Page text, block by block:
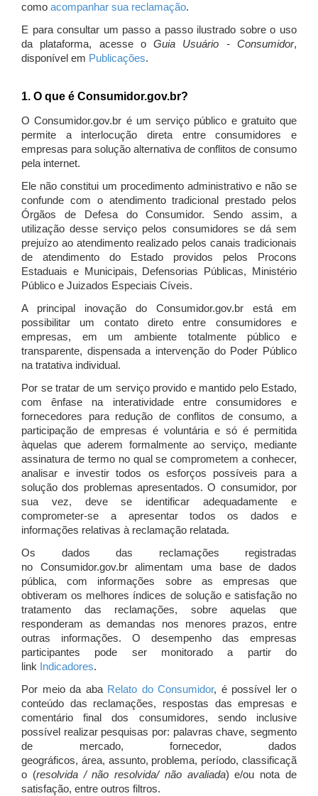
como acompanhar sua reclamação.
E para consultar um passo a passo ilustrado sobre o uso
da plataforma, acesse oGuia Usuário - Consumidor,
disponível em Publicações.
1. O que é Consumidor.gov.br?
O Consumidor.gov.br é um serviço público e gratuito que
permite a interlocução direta entre consumidores e
empresas para solução alternativa de conflitos de consumo
pela internet.
Ele não constitui um procedimento administrativo e não se
confunde com o atendimento tradicional prestado pelos
Órgãos de Defesa do Consumidor. Sendo assim, a
utilização desse serviço pelos consumidores se dá sem
prejuízo ao atendimento realizado pelos canais tradicionais
de atendimento do Estado providos pelos Procons
Estaduais e Municipais, Defensorias Públicas, Ministério
Público e Juizados Especiais Cíveis.
A principal inovação do Consumidor.gov.br está em
possibilitar um contato direto entre consumidores e
empresas, em um ambiente totalmente público e
transparente, dispensada a intervenção do Poder Público
na tratativa individual.
Por se tratar de um serviço provido e mantido pelo Estado,
com ênfase na interatividade entre consumidores e
fornecedores para redução de conflitos de consumo, a
participação de empresas é voluntária e só é permitida
àquelas que aderem formalmente ao serviço, mediante
assinatura de termo no qual se comprometem a conhecer,
analisar e investir todos os esforços possíveis para a
solução dos problemas apresentados. O consumidor, por
sua vez, deve se identificar adequadamente e
comprometer-se a apresentar todos os dados e
informações relativas à reclamação relatada.
Os dados das reclamações registradas
no Consumidor.gov.br alimentam uma base de dados
pública, com informações sobre as empresas que
obtiveram os melhores índices de solução e satisfação no
tratamento das reclamações, sobre aquelas que
responderam as demandas nos menores prazos, entre
outras informações. O desempenho das empresas
participantes pode ser monitorado a partir do
link Indicadores.
Por meio da aba Relato do Consumidor, é possível ler o
conteúdo das reclamações, respostas das empresas e
comentário final dos consumidores, sendo inclusive
possível realizar pesquisas por: palavras chave, segmento
de mercado, fornecedor, dados
geográficos, área, assunto, problema, período, classificaçã
o (resolvida / não resolvida/ não avaliada) e/ou nota de
satisfação, entre outros filtros.